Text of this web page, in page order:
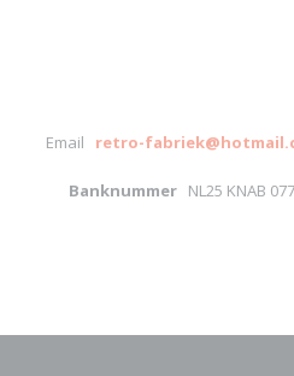
Email retro-
Banknummer NL25 KNAB